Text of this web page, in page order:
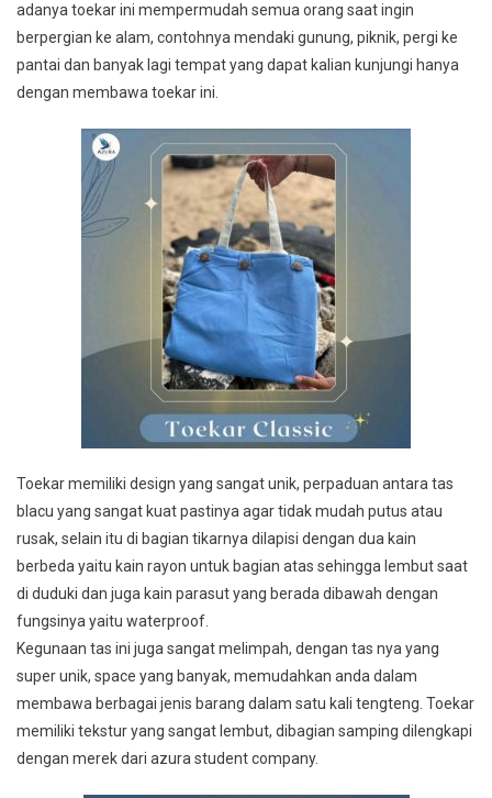
adanya toekar ini mempermudah semua orang saat ingin
berpergian ke alam, contohnya mendaki gunung, piknik, pergi ke
pantai dan banyak lagi tempat yang dapat kalian kunjungi hanya
dengan membawa toekar ini.
Toekar memiliki design yang sangat unik, perpaduan antara tas
blacu yang sangat kuat pastinya agar tidak mudah putus atau
rusak, selain itu di bagian tikarnya dilapisi dengan dua kain
berbeda yaitu kain rayon untuk bagian atas sehingga lembut saat
di duduki dan juga kain parasut yang berada dibawah dengan
fungsinya yaitu waterproof.
Kegunaan tas ini juga sangat melimpah, dengan tas nya yang
super unik, space yang banyak, memudahkan anda dalam
membawa berbagai jenis barang dalam satu kali tengteng. Toekar
memiliki tekstur yang sangat lembut, dibagian samping dilengkapi
dengan merek dari azura student company.